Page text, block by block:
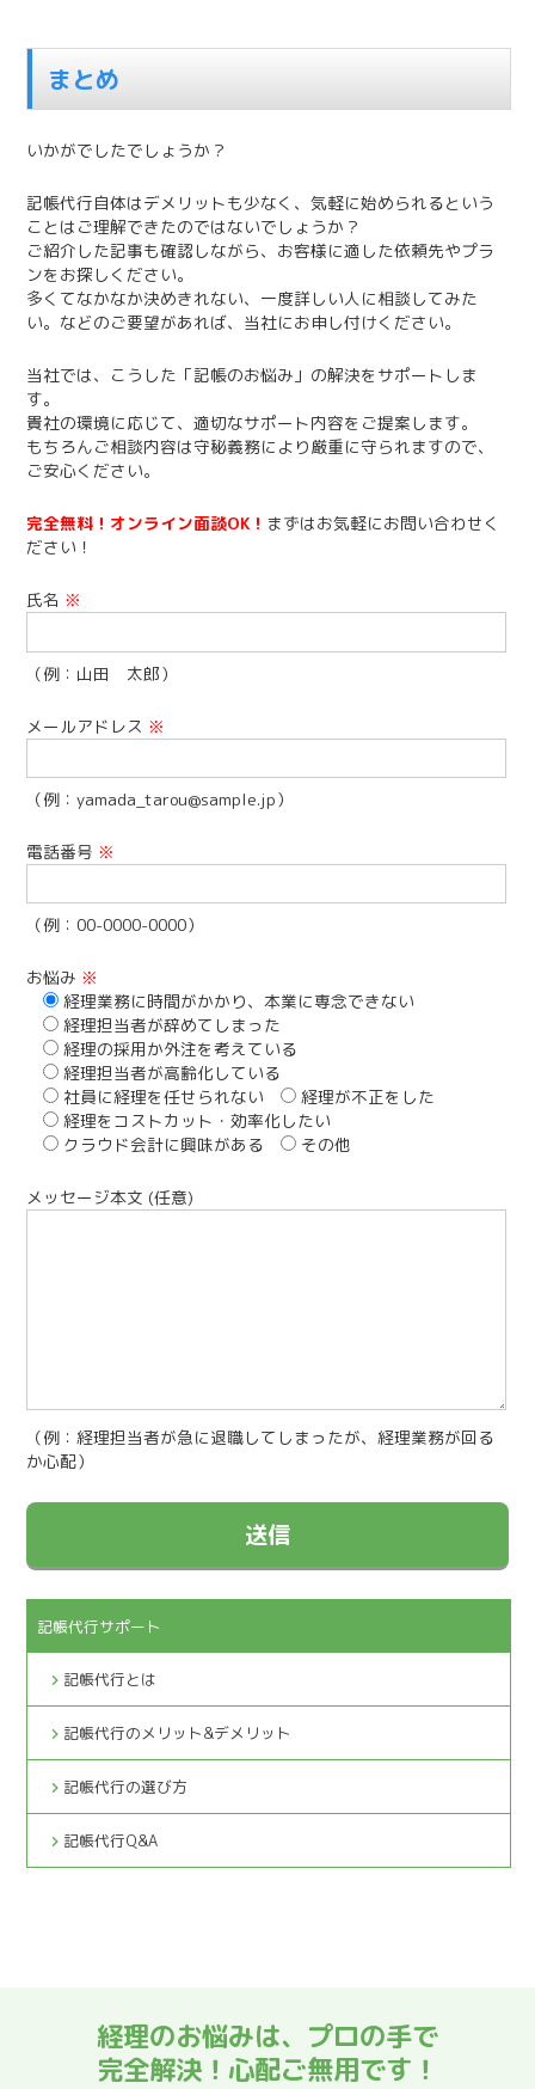
まとめ
いかがでしたでしょうか？
記帳代行自体はデメリットも少なく、気軽に始められるという
ことはご理解できたのではないでしょうか？
ご紹介した記事も確認しながら、お客様に適した依頼先やプラ
ンをお探しください。
多くてなかなか決めきれない、一度詳しい人に相談してみた
い。などのご要望があれば、 当社にお申し付けください。
当社では、こうした「記帳のお悩み」の解決をサポートしま
す。
貴社の環境に応じて、適切なサポート内容をご提案します。
もちろんご相談内容は守秘義務により厳重に守られますので、
ご安心ください。
完全無料！オンライン面談OK！ まずはお気軽にお問い合わせく
ださい！
氏名 ※
（例：山田 太郎）
メールアドレス ※
（例：yamada_tarou@sample.jp）
電話番号 ※
（例：00-0000-0000）
お悩み ※
経理業務に時間がかかり、本業に専念できない
経理担当者が辞めてしまった
経理の採用か外注を考えている
経理担当者が高齢化している
社員に経理を任せられない
経理が不正をした
経理をコストカット・効率化したい
クラウド会計に興味がある
その他
メッセージ本文 (任意)
（例：経理担当者が急に退職してしまったが、経理業務が回る
か心配）
記帳代行サポート
記帳代行とは
記帳代行のメリット&デメリット
記帳代行の選び方
記帳代行Q&A
経理のお悩みは、プロの手で
完全解決！心配ご無用です！